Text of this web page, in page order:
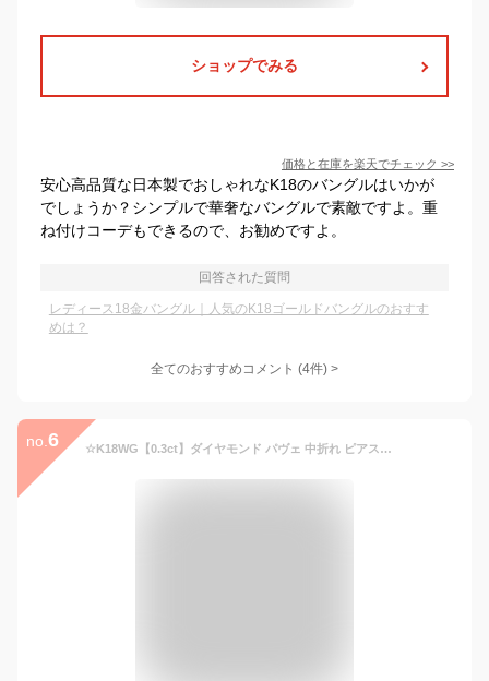
ショップでみる
価格と在庫を楽天でチェック >>
安心高品質な日本製でおしゃれなK18のバングルはいかが
でしょうか？シンプルで華奢なバングルで素敵ですよ。重
ね付けコーデもできるので、お勧めですよ。
回答された質問
レディース18金バングル｜人気のK18ゴールドバングルのおすす
めは？
全てのおすすめコメント (4件) >
no. 6 ☆K18WG【0.3ct】ダイヤモンド パヴェ 中折れ ピアスパヴェ フープ 中折れ 可愛い 人気 ダイヤパヴェ 18金 0.3カラット ホワイトゴールド ダイア 簡単 代引手数料無料 送料無料 品質保証書 ジュエリー ギフト プレゼント 18K